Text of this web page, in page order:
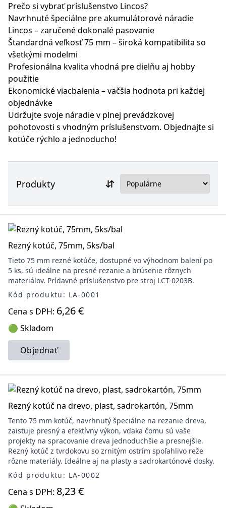
Prečo si vybrať príslušenstvo Lincos?
Navrhnuté špeciálne pre akumulátorové náradie
Lincos – zaručené dokonalé pasovanie
Štandardná veľkosť 75 mm – široká kompatibilita so
všetkými modelmi
Profesionálna kvalita vhodná pre dielňu aj hobby
použitie
Ekonomické viacbalenia – väčšia hodnota pri každej
objednávke
Udržujte svoje náradie v plnej prevádzkovej
pohotovosti s vhodným príslušenstvom. Objednajte si
kotúče rýchlo a jednoducho!
Produkty
Rezný kotúč, 75mm, 5ks/bal
Tieto 75 mm rezné kotúče, dostupné vo výhodnom balení po
5 ks, sú ideálne na presné rezanie a brúsenie rôznych
materiálov. Prídavné príslušenstvo pre stroj LCT-0203B.
Kód produktu: LA-0001
Cena s DPH: 6,26 €
🟢 Skladom
Objednať
Rezný kotúč na drevo, plast, sadrokartón, 75mm
Tento 75 mm kotúč, navrhnutý špeciálne na rezanie dreva,
zaisťuje presný a efektívny výkon, vďaka čomu sú vaše
projekty na spracovanie dreva jednoduchšie a presnejšie.
Rezný kotúč z tvrdokovu so zrnitým ostrím spoľahlivo reže
rôzne materiály. Ideálne aj na plasty a sadrokartónové dosky.
Kód produktu: LA-0002
Cena s DPH: 8,23 €